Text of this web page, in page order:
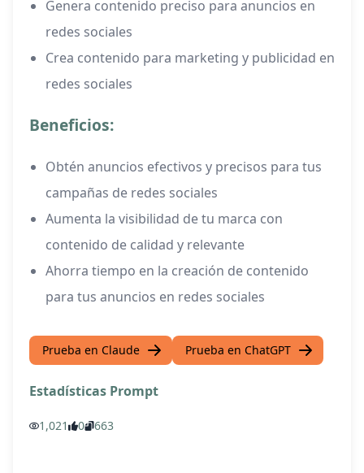
Genera contenido preciso para anuncios en
redes sociales
Crea contenido para marketing y publicidad en
redes sociales
Beneficios:
Obtén anuncios efectivos y precisos para tus
campañas de redes sociales
Aumenta la visibilidad de tu marca con
contenido de calidad y relevante
Ahorra tiempo en la creación de contenido
para tus anuncios en redes sociales
Prueba en Claude Prueba en ChatGPT
Estadísticas Prompt
1,021 0 663